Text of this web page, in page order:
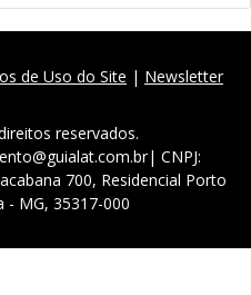
de Uso do Site | Newsletter
reservados.
CNPJ:
700, Residencial Porto
- MG, 35317-000